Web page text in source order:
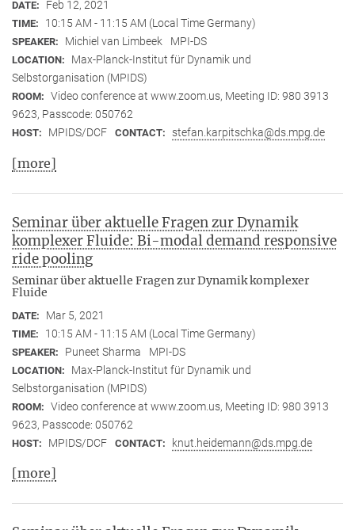
DATE: Feb 12, 2021
TIME: 10:15 AM - 11:15 AM (Local Time Germany)
SPEAKER: Michiel van Limbeek MPI-DS
LOCATION:
Max-Planck-Institut für Dynamik und
Selbstorganisation (MPIDS)
ROOM: Video conference at www.zoom.us, Meeting ID: 980 3913
9623, Passcode: 050762
HOST: MPIDS/DCF CONTACT: stefan.karpitschka@ds.mpg.de
[more]
Seminar über aktuelle Fragen zur Dynamik
komplexer Fluide: Bi-modal demand responsive
ride pooling
Seminar über aktuelle Fragen zur Dynamik komplexer
Fluide
DATE: Mar 5, 2021
TIME: 10:15 AM - 11:15 AM (Local Time Germany)
SPEAKER: Puneet Sharma MPI-DS
LOCATION:
Max-Planck-Institut für Dynamik und
Selbstorganisation (MPIDS)
ROOM: Video conference at www.zoom.us, Meeting ID: 980 3913
9623, Passcode: 050762
HOST: MPIDS/DCF CONTACT: knut.heidemann@ds.mpg.de
[more]